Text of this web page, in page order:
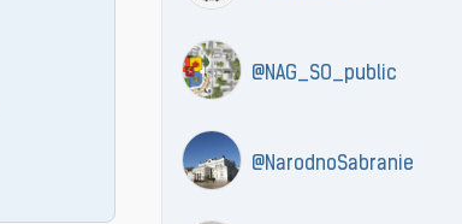
@NAG_SO_public
@NarodnoSabranie